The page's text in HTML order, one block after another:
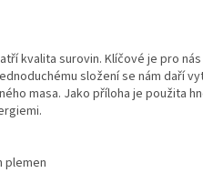
kvalita surovin. Klíčové je pro
složení se nám
masa. Jako příloha je použita
plemen